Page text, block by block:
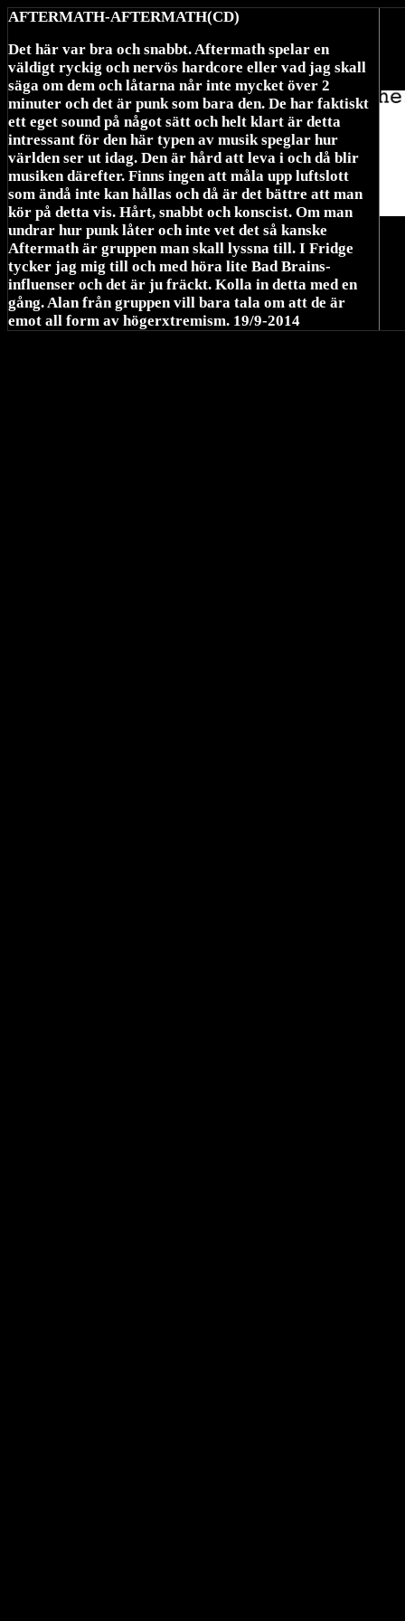
AFTERMATH-AFTERMATH(CD)
Det här var bra och snabbt. Aftermath spelar en
väldigt ryckig och nervös hardcore eller vad jag skall
säga om dem och låtarna når inte mycket över 2
minuter och det är punk som bara den. De har faktiskt
ett eget sound på något sätt och helt klart är detta
intressant för den här typen av musik speglar hur
världen ser ut idag. Den är hård att leva i och då blir
musiken därefter. Finns ingen att måla upp luftslott
som ändå inte kan hållas och då är det bättre att man
kör på detta vis. Hårt, snabbt och konscist. Om man
undrar hur punk låter och inte vet det så kanske
Aftermath är gruppen man skall lyssna till. I Fridge
tycker jag mig till och med höra lite Bad Brains-
influenser och det är ju fräckt. Kolla in detta med en
gång. Alan från gruppen vill bara tala om att de är
emot all form av högerxtremism. 19/9-2014